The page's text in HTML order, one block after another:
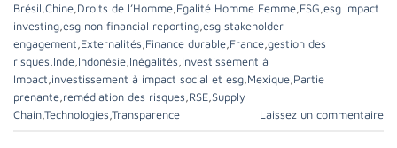
Brésil Chine Droits de l’Homme Egalité Homme Femme ESG esg impact
investing esg non financial reporting esg stakeholder
engagement Externalités Finance durable France gestion des
risques Inde Indonésie Inégalités Investissement à
Impact investissement à impact social et esg Mexique Partie
prenante remédiation des risques RSE Supply
Chain Technologies Transparence Laissez un commentaire